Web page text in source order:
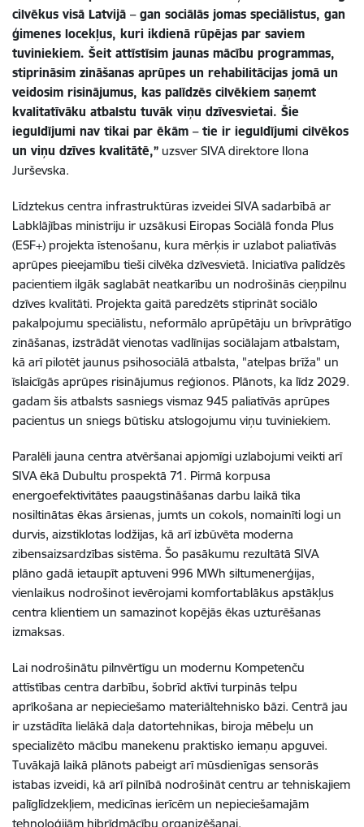
cilvēkus visā Latvijā – gan sociālās jomas speciālistus, gan
ģimenes locekļus, kuri ikdienā rūpējas par saviem
tuviniekiem. Šeit attīstīsim jaunas mācību programmas,
stiprināsim zināšanas aprūpes un rehabilitācijas jomā un
veidosim risinājumus, kas palīdzēs cilvēkiem saņemt
kvalitatīvāku atbalstu tuvāk viņu dzīvesvietai. Šie
ieguldījumi nav tikai par ēkām – tie ir ieguldījumi cilvēkos
un viņu dzīves kvalitātē,” uzsver SIVA direktore Ilona
Jurševska.
Līdztekus centra infrastruktūras izveidei SIVA sadarbībā ar
Labklājības ministriju ir uzsākusi Eiropas Sociālā fonda Plus
(ESF+) projekta īstenošanu, kura mērķis ir uzlabot paliatīvās
aprūpes pieejamību tieši cilvēka dzīvesvietā. Iniciatīva palīdzēs
pacientiem ilgāk saglabāt neatkarību un nodrošinās cieņpilnu
dzīves kvalitāti. Projekta gaitā paredzēts stiprināt sociālo
pakalpojumu speciālistu, neformālo aprūpētāju un brīvprātīgo
zināšanas, izstrādāt vienotas vadlīnijas sociālajam atbalstam,
kā arī pilotēt jaunus psihosociālā atbalsta, "atelpas brīža" un
īslaicīgās aprūpes risinājumus reģionos. Plānots, ka līdz 2029.
gadam šis atbalsts sasniegs vismaz 945 paliatīvās aprūpes
pacientus un sniegs būtisku atslogojumu viņu tuviniekiem.
Paralēli jauna centra atvēršanai apjomīgi uzlabojumi veikti arī
SIVA ēkā Dubultu prospektā 71. Pirmā korpusa
energoefektivitātes paaugstināšanas darbu laikā tika
nosiltinātas ēkas ārsienas, jumts un cokols, nomainīti logi un
durvis, aizstiklotas lodžijas, kā arī izbūvēta moderna
zibensaizsardzības sistēma. Šo pasākumu rezultātā SIVA
plāno gadā ietaupīt aptuveni 996 MWh siltumenerģijas,
vienlaikus nodrošinot ievērojami komfortablākus apstākļus
centra klientiem un samazinot kopējās ēkas uzturēšanas
izmaksas.
Lai nodrošinātu pilnvērtīgu un modernu Kompetenču
attīstības centra darbību, šobrīd aktīvi turpinās telpu
aprīkošana ar nepieciešamo materiāltehnisko bāzi. Centrā jau
ir uzstādīta lielākā daļa datortehnikas, biroja mēbeļu un
specializēto mācību manekenu praktisko iemaņu apguvei.
Tuvākajā laikā plānots pabeigt arī mūsdienīgas sensorās
istabas izveidi, kā arī pilnībā nodrošināt centru ar tehniskajiem
palīglīdzekļiem, medicīnas ierīcēm un nepieciešamajām
tehnoloģijām hibrīdmācību organizēšanai.